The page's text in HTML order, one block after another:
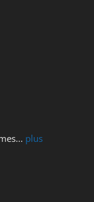
... plus